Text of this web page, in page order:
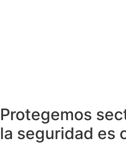
Protegemos
la seguridad es